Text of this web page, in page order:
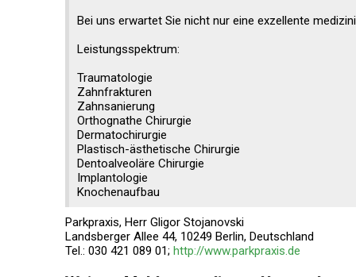
Bei uns erwartet Sie nicht nur eine exzellente
Leistungsspektrum:
Traumatologie
Zahnfrakturen
Zahnsanierung
Orthognathe Chirurgie
Dermatochirurgie
Plastisch-ästhetische Chirurgie
Dentoalveoläre Chirurgie
Implantologie
Knochenaufbau
Parkpraxis, Herr Gligor Stojanovski
Landsberger Allee 44, 10249 Berlin, Deutschland
Tel.: 030 421 089 01; http://www.parkpraxis.de